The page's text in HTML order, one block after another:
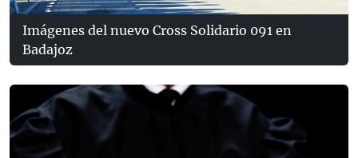
Imágenes del nuevo Cross Solidario 091 en
Badajoz